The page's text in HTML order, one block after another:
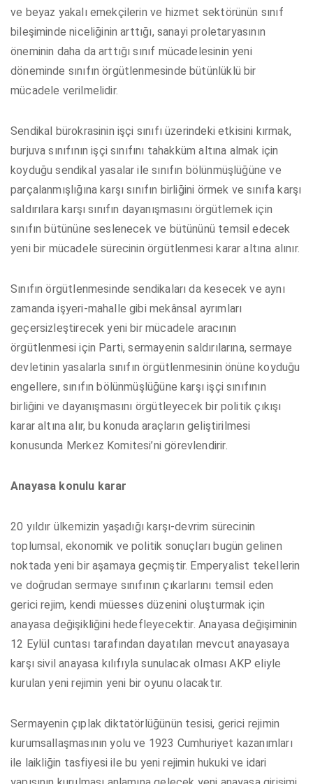
ve beyaz yakalı emekçilerin ve hizmet sektörünün sınıf
bileşiminde niceliğinin arttığı, sanayi proletaryasının
öneminin daha da arttığı sınıf mücadelesinin yeni
döneminde sınıfın örgütlenmesinde bütünlüklü bir
mücadele verilmelidir.
Sendikal bürokrasinin işçi sınıfı üzerindeki etkisini kırmak,
burjuva sınıfının işçi sınıfını tahakküm altına almak için
koyduğu sendikal yasalar ile sınıfın bölünmüşlüğüne ve
parçalanmışlığına karşı sınıfın birliğini örmek ve sınıfa karşı
saldırılara karşı sınıfın dayanışmasını örgütlemek için
sınıfın bütününe seslenecek ve bütününü temsil edecek
yeni bir mücadele sürecinin örgütlenmesi karar altına alınır.
Sınıfın örgütlenmesinde sendikaları da kesecek ve aynı
zamanda işyeri-mahalle gibi mekânsal ayrımları
geçersizleştirecek yeni bir mücadele aracının
örgütlenmesi için Parti, sermayenin saldırılarına, sermaye
devletinin yasalarla sınıfın örgütlenmesinin önüne koyduğu
engellere, sınıfın bölünmüşlüğüne karşı işçi sınıfının
birliğini ve dayanışmasını örgütleyecek bir politik çıkışı
karar altına alır, bu konuda araçların geliştirilmesi
konusunda Merkez Komitesi’ni görevlendirir.
Anayasa konulu karar
20 yıldır ülkemizin yaşadığı karşı-devrim sürecinin
toplumsal, ekonomik ve politik sonuçları bugün gelinen
noktada yeni bir aşamaya geçmiştir. Emperyalist tekellerin
ve doğrudan sermaye sınıfının çıkarlarını temsil eden
gerici rejim, kendi müesses düzenini oluşturmak için
anayasa değişikliğini hedefleyecektir. Anayasa değişiminin
12 Eylül cuntası tarafından dayatılan mevcut anayasaya
karşı sivil anayasa kılıfıyla sunulacak olması AKP eliyle
kurulan yeni rejimin yeni bir oyunu olacaktır.
Sermayenin çıplak diktatörlüğünün tesisi, gerici rejimin
kurumsallaşmasının yolu ve 1923 Cumhuriyet kazanımları
ile laikliğin tasfiyesi ile bu yeni rejimin hukuki ve idari